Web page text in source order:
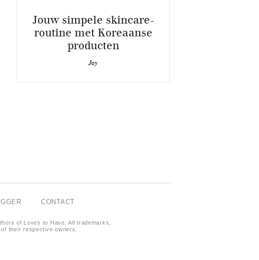
Jouw simpele skincare-
routine met Koreaanse
producten
Joy
CONTACT
of Loves to Have. All trademarks,
their respective owners.